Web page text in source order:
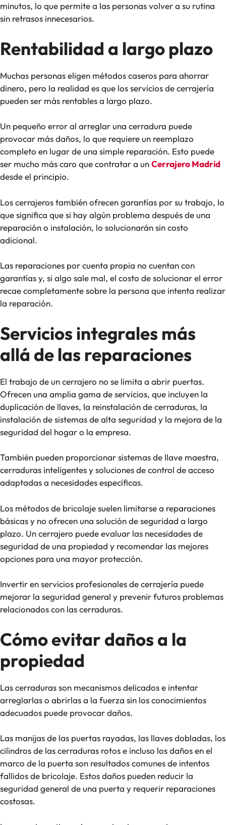
minutos, lo que permite a las personas volver a su rutina
sin retrasos innecesarios.
Rentabilidad a largo plazo
Muchas personas eligen métodos caseros para ahorrar
dinero, pero la realidad es que los servicios de cerrajería
pueden ser más rentables a largo plazo.
Un pequeño error al arreglar una cerradura puede
provocar más daños, lo que requiere un reemplazo
completo en lugar de una simple reparación. Esto puede
ser mucho más caro que contratar a unCerrajero Madrid
desde el principio.
Los cerrajeros también ofrecen garantías por su trabajo, lo
que significa que si hay algún problema después de una
reparación o instalación, lo solucionarán sin costo
adicional.
Las reparaciones por cuenta propia no cuentan con
garantías y, si algo sale mal, el costo de solucionar el error
recae completamente sobre la persona que intenta realizar
la reparación.
Servicios integrales más
allá de las reparaciones
El trabajo de un cerrajero no se limita a abrir puertas.
Ofrecen una amplia gama de servicios, que incluyen la
duplicación de llaves, la reinstalación de cerraduras, la
instalación de sistemas de alta seguridad y la mejora de la
seguridad del hogar o la empresa.
También pueden proporcionar sistemas de llave maestra,
cerraduras inteligentes y soluciones de control de acceso
adaptadas a necesidades específicas.
Los métodos de bricolaje suelen limitarse a reparaciones
básicas y no ofrecen una solución de seguridad a largo
plazo. Un cerrajero puede evaluar las necesidades de
seguridad de una propiedad y recomendar las mejores
opciones para una mayor protección.
Invertir en servicios profesionales de cerrajería puede
mejorar la seguridad general y prevenir futuros problemas
relacionados con las cerraduras.
Cómo evitar daños a la
propiedad
Las cerraduras son mecanismos delicados e intentar
arreglarlas o abrirlas a la fuerza sin los conocimientos
adecuados puede provocar daños.
Las manijas de las puertas rayadas, las llaves dobladas, los
cilindros de las cerraduras rotos e incluso los daños en el
marco de la puerta son resultados comunes de intentos
fallidos de bricolaje. Estos daños pueden reducir la
seguridad general de una puerta y requerir reparaciones
costosas.